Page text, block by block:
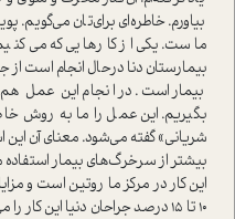
بیاورم. خاطره‌ای برای‌تان می‌گویم.
ما‌ست. یکی از کارهایی که
بیمارستان دنا در‌حال انجام ا‌ست
بیمار ا‌ست. در انجام این عمل هم
بگیریم. این عمل را ما به روش
شریانی» گفته می‌شود. معنای آن این
بیشتر از سرخرگ‌های بیمار
این کار در مرکز ما روتین ا‌ست و